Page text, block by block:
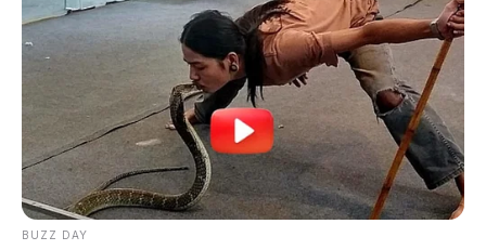
🚗 Audi E7X EV
SUV listrik jarak tempuh 751 km dengan
teknologi terbaru
BUZZ DAY